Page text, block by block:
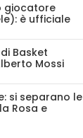
giocatore
è ufficiale
Basket
Mossi
si separano le
Rosa e